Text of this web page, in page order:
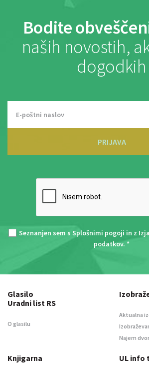
Bodite
naših novostih,
dogodkih
PRIJAVA
Seznanjen sem s Splošnimi pogoji in z
podatkov. *
Glasilo
Uradni list RS
O glasilu
Aktualna
Najem
Knjigarna UL info